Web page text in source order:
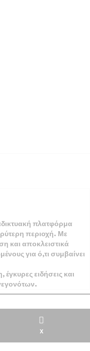
πλατφόρμα
περιοχή. Με
και αποκλειστικά
για ό,τι συμβαίνει
ειδήσεις και
X